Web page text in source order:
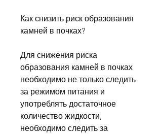
Как снизить риск образования
камней в почках?
Для снижения риска
образования камней в почках
необходимо не только следить
за режимом питания и
употреблять достаточное
количество жидкости,
необходимо следить за